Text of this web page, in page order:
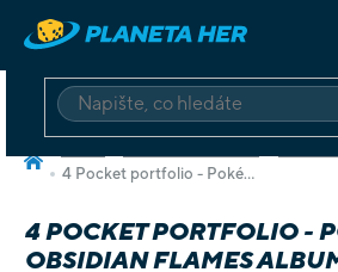
obsah
4 Pocket portfolio - Pokémon Obsidian Flames Album
4 POCKET PORTFOLIO -
OBSIDIAN FLAMES